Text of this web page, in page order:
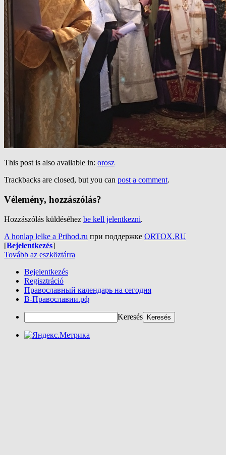
This post is also available in: orosz
Trackbacks are closed, but you can post a comment.
Vélemény, hozzászólás?
Hozzászólás küldéséhez be kell jelentkezni.
A honlap lelke a Prihod.ru при поддержке ORTOX.RU
[Bejelentkezés]
Tovább az eszköztárra
Bejelentkezés
Regisztráció
Православный календарь на сегодня
В-Православии.рф
Keresés